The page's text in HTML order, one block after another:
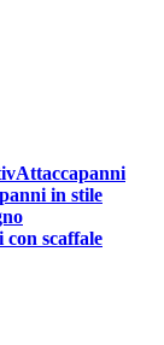
Attaccapanni
in stile
con scaffale